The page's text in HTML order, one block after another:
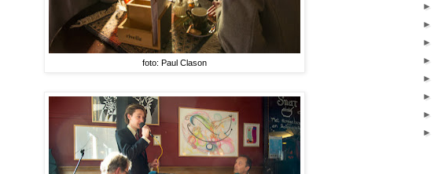
foto: Paul Clason
►
►
►
►
►
►
►
►